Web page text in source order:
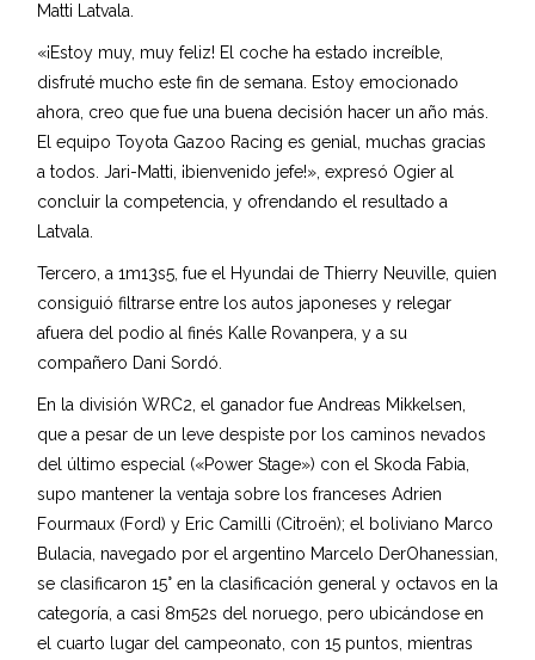
Matti Latvala.
«¡Estoy muy, muy feliz! El coche ha estado increíble,
disfruté mucho este fin de semana. Estoy emocionado
ahora, creo que fue una buena decisión hacer un año más.
El equipo Toyota Gazoo Racing es genial, muchas gracias
a todos. Jari-Matti, ¡bienvenido jefe!», expresó Ogier al
concluir la competencia, y ofrendando el resultado a
Latvala.
Tercero, a 1m13s5, fue el Hyundai de Thierry Neuville, quien
consiguió filtrarse entre los autos japoneses y relegar
afuera del podio al finés Kalle Rovanpera, y a su
compañero Dani Sordó.
En la división WRC2, el ganador fue Andreas Mikkelsen,
que a pesar de un leve despiste por los caminos nevados
del último especial («Power Stage») con el Skoda Fabia,
supo mantener la ventaja sobre los franceses Adrien
Fourmaux (Ford) y Eric Camilli (Citroën); el boliviano Marco
Bulacia, navegado por el argentino Marcelo DerOhanessian,
se clasificaron 15° en la clasificación general y octavos en la
categoría, a casi 8m52s del noruego, pero ubicándose en
el cuarto lugar del campeonato, con 15 puntos, mientras